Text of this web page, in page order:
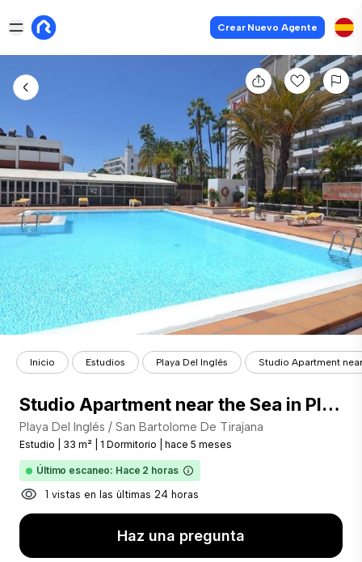
Crear Nuevo Agente
Inicio Estudios Playa Del Inglés Studio Apartment
Studio Apartment near the Sea in Playa del Inglés
Playa Del Inglés / San Bartolome De Tirajana
Estudio 33 m² 1 Dormitorio hace 5 meses
Último escaneo: Hace 2 horas
1 vistas en las últimas 24 horas
Haz una pregunta